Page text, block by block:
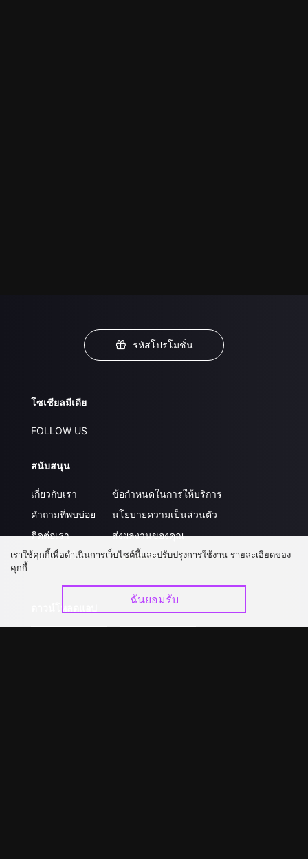
รหัสโปรโมชั่น
โซเชียลมีเดีย
FOLLOW US
สนับสนุน
เกี่ยวกับเรา
คำถามที่พบบ่อย
ติดต่อเรา
อัปเกรด วีไอพี
ข้อกำหนดในการให้บริการ
นโยบายความเป็นส่วนตัว
ส่งผลงานของคุณ
ร่วมงานกับเรา
เราใช้คุกกี้เพื่อดำเนินการเว็บไซต์นี้และปรับปรุงการใช้งาน รายละเอียดของ
คุกกี้
ฉันยอมรับ